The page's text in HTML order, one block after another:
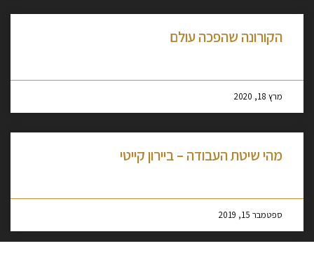
הקורונה שהפכה עולם
מרץ 18, 2020
מהי שיטת העבודה – ביירון קייטי
ספטמבר 15, 2019